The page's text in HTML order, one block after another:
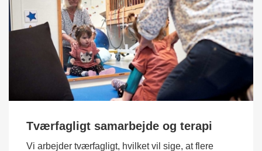
Tværfagligt samarbejde og terapi
Vi arbejder tværfagligt, hvilket vil sige, at flere